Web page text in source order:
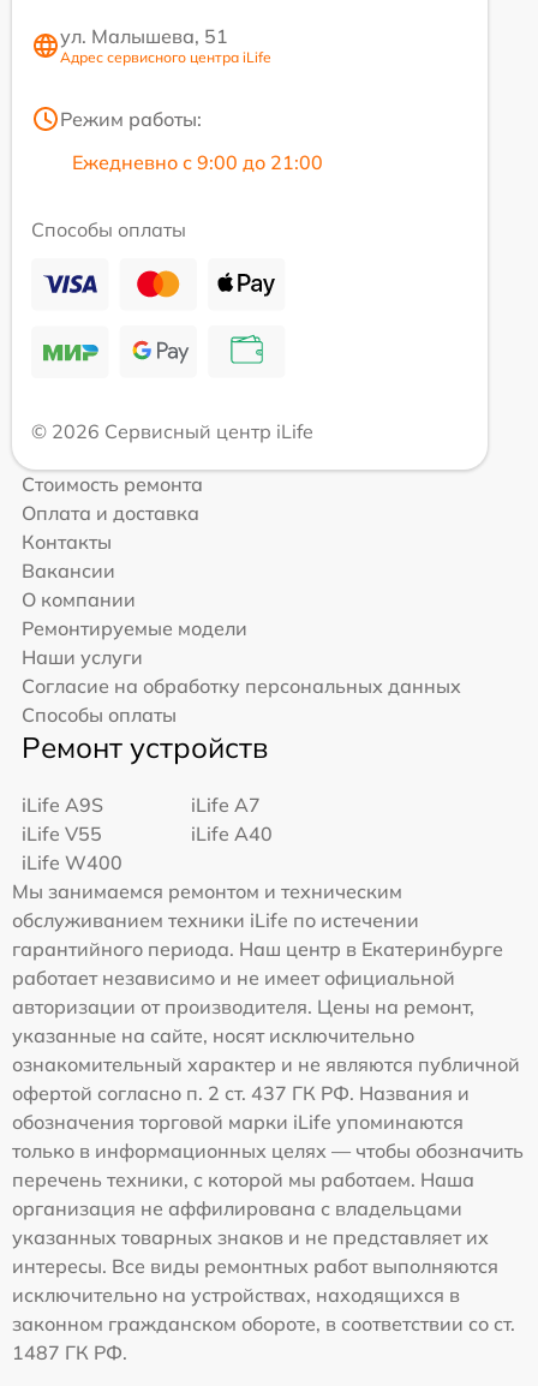
ул. Малышева, 51
Адрес сервисного центра iLife
Режим работы:
Ежедневно с 9:00 до 21:00
Способы оплаты
© 2026 Сервисный центр iLife
Стоимость ремонта
Оплата и доставка
Контакты
Вакансии
О компании
Ремонтируемые модели
Наши услуги
Согласие на обработку персональных данных
Способы оплаты
Ремонт устройств
iLife A9S
iLife A7
iLife V55
iLife A40
iLife W400
Мы занимаемся ремонтом и техническим
обслуживанием техники iLife по истечении
гарантийного периода. Наш центр в Екатеринбурге
работает независимо и не имеет официальной
авторизации от производителя. Цены на ремонт,
указанные на сайте, носят исключительно
ознакомительный характер и не являются публичной
офертой согласно п. 2 ст. 437 ГК РФ. Названия и
обозначения торговой марки iLife упоминаются
только в информационных целях — чтобы обозначить
перечень техники, с которой мы работаем. Наша
организация не аффилирована с владельцами
указанных товарных знаков и не представляет их
интересы. Все виды ремонтных работ выполняются
исключительно на устройствах, находящихся в
законном гражданском обороте, в соответствии со ст.
1487 ГК РФ.